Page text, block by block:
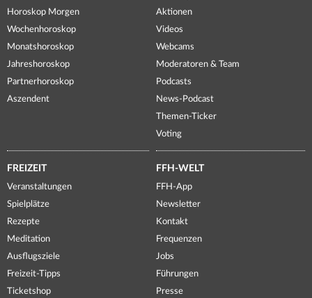
Horoskop Morgen
Wochenhoroskop
Monatshoroskop
Jahreshoroskop
Partnerhoroskop
Aszendent
Aktionen
Videos
Webcams
Moderatoren & Team
Podcasts
News-Podcast
Themen-Ticker
Voting
FREIZEIT
Veranstaltungen
Spielplätze
Rezepte
Meditation
Ausflugsziele
Freizeit-Tipps
Ticketshop
FFH-WELT
FFH-App
Newsletter
Kontakt
Frequenzen
Jobs
Führungen
Presse